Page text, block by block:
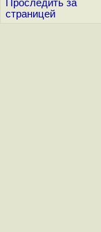
Проследить за
страницей